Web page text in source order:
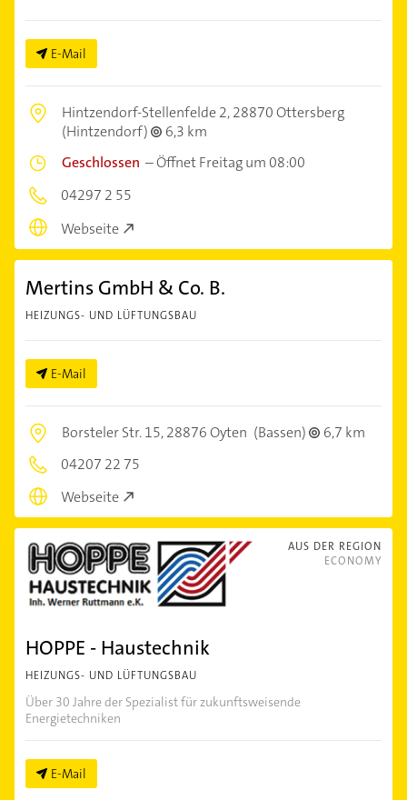
E-Mail
Hintzendorf-Stellenfelde 2,28870 Ottersberg
(Hintzendorf)
6,3 km
Geschlossen –Öffnet Freitag um 08:00
04297 2 55
Webseite
Mertins GmbH & Co. B.
HEIZUNGS- UND LÜFTUNGSBAU
E-Mail
Borsteler Str. 15,28876 Oyten (Bassen)
6,7 km
04207 22 75
Webseite
AUS DER REGION
ECONOMY
HOPPE - Haustechnik
HEIZUNGS- UND LÜFTUNGSBAU
Über 30 Jahre der Spezialist für zukunftsweisende
Energietechniken
E-Mail